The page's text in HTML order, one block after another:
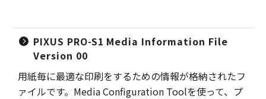
PIXUS PRO-S1 Media Information File
Version 00
用紙毎に最適な印刷をするための情報が格納されたフ
ァイルです。Media Configuration Toolを使って、プ